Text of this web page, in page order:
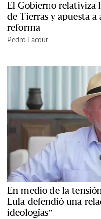
El Gobierno relativiza
de Tierras y apuesta
reforma
Pedro Lacour
En medio de la
Lula defendió una
ideologías”